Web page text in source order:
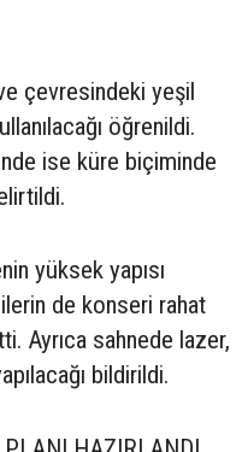
çevresindeki yeşil
öğrenildi.
ise küre biçiminde
yüksek yapısı
de konseri rahat
Ayrıca sahnede lazer,
bildirildi.